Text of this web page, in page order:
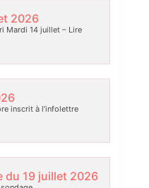
2026
Mardi 14 juillet –Lire
inscrit à l’infolettre
du 19 juillet 2026